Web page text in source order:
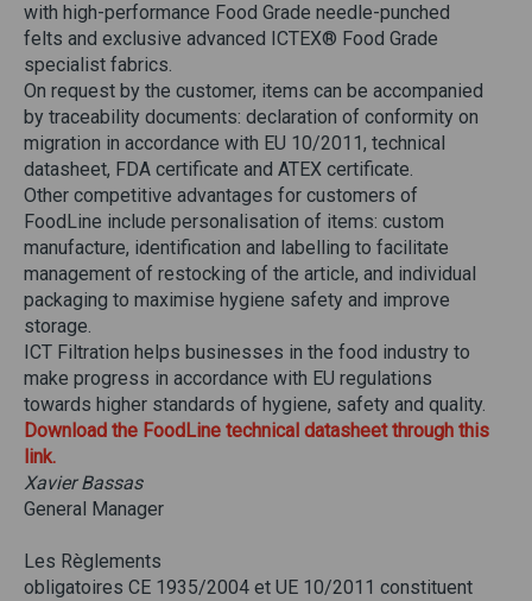
with high-performance Food Grade needle-punched
felts and exclusive advanced ICTEX® Food Grade
specialist fabrics.
On request by the customer, items can be accompanied
by traceability documents: declaration of conformity on
migration in accordance with EU 10/2011, technical
datasheet, FDA certificate and ATEX certificate.
Other competitive advantages for customers of
FoodLine include personalisation of items: custom
manufacture, identification and labelling to facilitate
management of restocking of the article, and individual
packaging to maximise hygiene safety and improve
storage.
ICT Filtration helps businesses in the food industry to
make progress in accordance with EU regulations
towards higher standards of hygiene, safety and quality.
Download the FoodLine technical datasheet through this
link.
Xavier Bassas
General Manager
Les Règlements
obligatoires CE 1935/2004 et UE 10/2011 constituent